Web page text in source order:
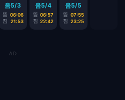
음5/3
뜸 06:06
짐
21:53
음5/4
뜸 06:57
짐 22:42
음5/5
뜸 07:55
짐 23:25
AD